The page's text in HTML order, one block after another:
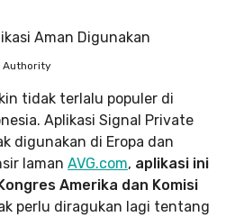
Authority
tidak terlalu populer di
Aplikasi Signal Private
digunakan di Eropa dan
laman AVG.com, aplikasi ini
Amerika dan Komisi
perlu diragukan lagi tentang